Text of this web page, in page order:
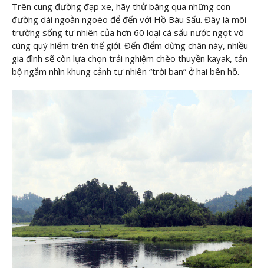
Trên cung đường đạp xe, hãy thử băng qua những con
đường dài ngoằn ngoèo để đến với Hồ Bàu Sấu. Đây là môi
trường sống tự nhiên của hơn 60 loại cá sấu nước ngọt vô
cùng quý hiếm trên thế giới. Đến điểm dừng chân này, nhiều
gia đình sẽ còn lựa chọn trải nghiệm chèo thuyền kayak, tản
bộ ngắm nhìn khung cảnh tự nhiên “trời ban” ở hai bên hồ.